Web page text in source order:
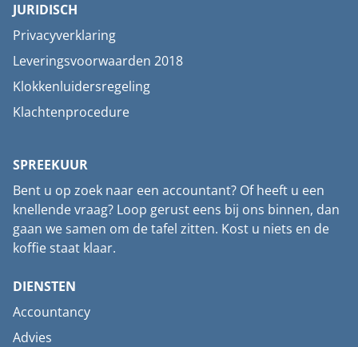
JURIDISCH
Privacyverklaring
Leveringsvoorwaarden 2018
Klokkenluidersregeling
Klachtenprocedure
SPREEKUUR
Bent u op zoek naar een accountant? Of heeft u een
knellende vraag? Loop gerust eens bij ons binnen, dan
gaan we samen om de tafel zitten. Kost u niets en de
koffie staat klaar.
DIENSTEN
Accountancy
Advies